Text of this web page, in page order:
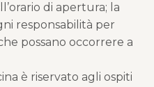
di apertura; la
responsabilità per
possano occorrere a
è riservato agli ospiti